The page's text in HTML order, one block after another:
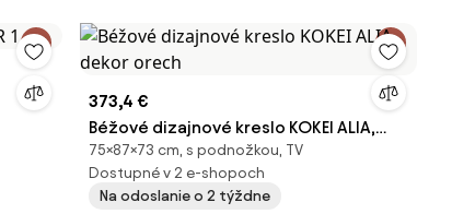
373,4 €
Béžové dizajnové kreslo KOKEI ALIA,
dekor orech
75×87×73 cm, s podnožkou, TV
Dostupné v 2 e-shopoch
Na odoslanie o 2 týždne